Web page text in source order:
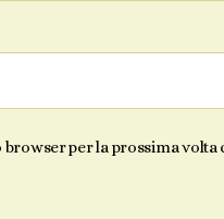
per la prossima volta